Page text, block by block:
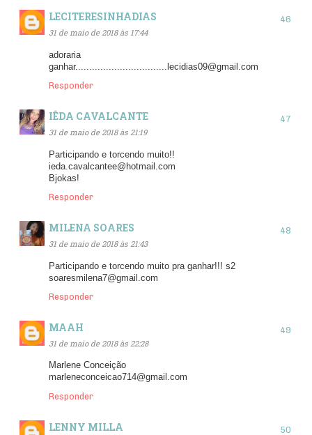
LECITERESINHADIAS
31 de maio de 2018 às 17:44
adoraria
ganhar.................................lecidias09@gmail.com
Responder
IÊDA CAVALCANTE
31 de maio de 2018 às 21:19
Participando e torcendo muito!!
ieda.cavalcantee@hotmail.com
Bjokas!
Responder
MILENA SOARES
31 de maio de 2018 às 21:43
Participando e torcendo muito pra ganhar!!! s2
soaresmilena7@gmail.com
Responder
MAAH
31 de maio de 2018 às 22:28
Marlene Conceição
marleneconceicao714@gmail.com
Responder
LENNY MILLA